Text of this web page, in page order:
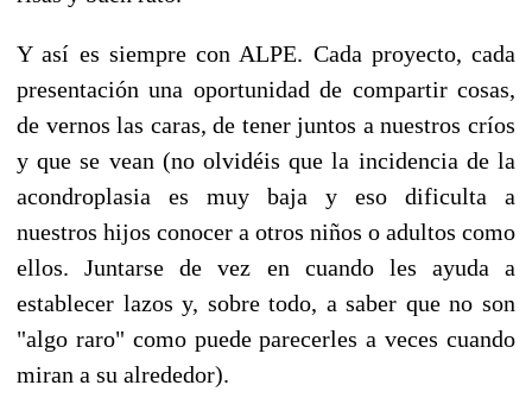
Y así es siempre con ALPE. Cada proyecto, cada
presentación una oportunidad de compartir cosas,
de vernos las caras, de tener juntos a nuestros críos
y que se vean (no olvidéis que la incidencia de la
acondroplasia es muy baja y eso dificulta a
nuestros hijos conocer a otros niños o adultos como
ellos. Juntarse de vez en cuando les ayuda a
establecer lazos y, sobre todo, a saber que no son
"algo raro" como puede parecerles a veces cuando
miran a su alrededor).